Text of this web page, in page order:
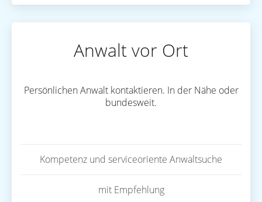
Anwalt vor Ort
Persönlichen Anwalt kontaktieren. In der Nähe oder
bundesweit.
Kompetenz und serviceoriente Anwaltsuche
mit Empfehlung